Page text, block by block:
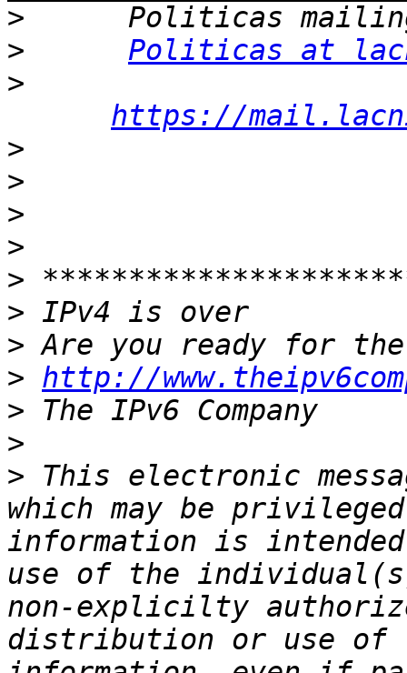
>
>
Politicas at
>
https://
>
>
>
>
>
>
>
> http://
>
>
> This electronic
which may be
information is
use of the
non-explicilty
distribution or use of